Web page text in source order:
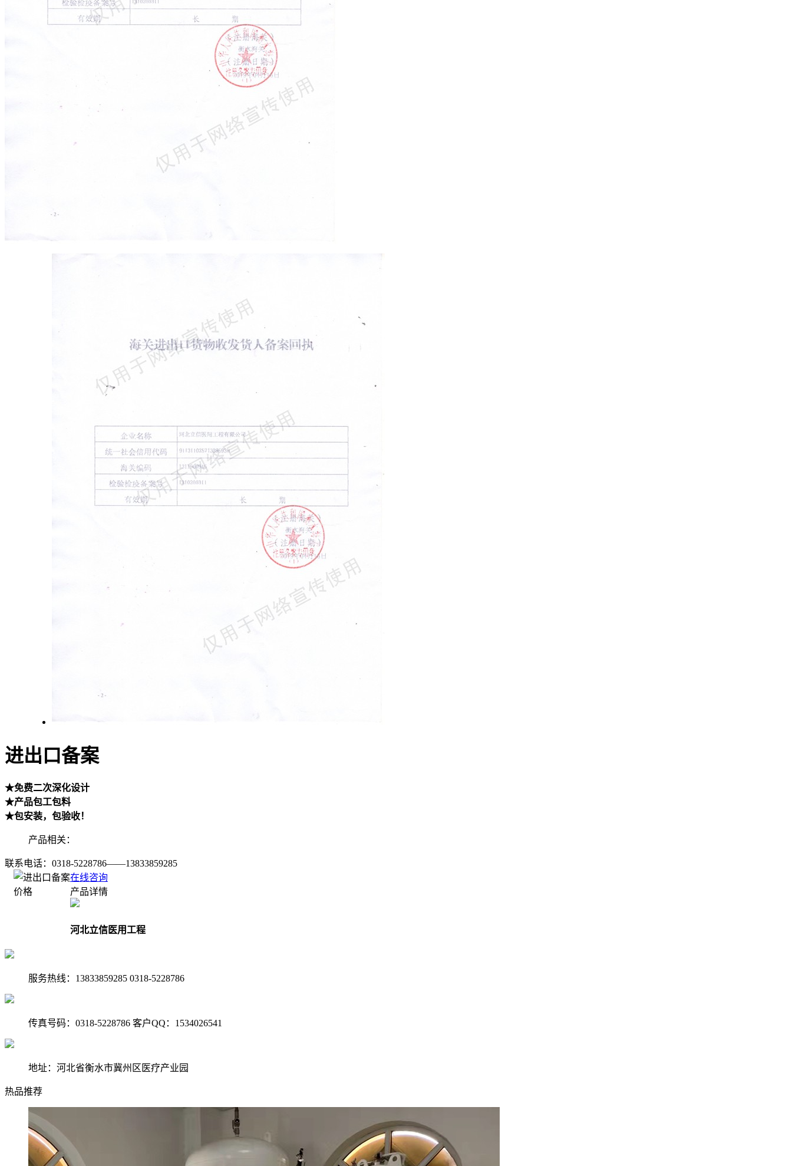
进出口备案
★免费二次深化设计
★产品包工包料
★包安装，包验收！
产品相关：
联系电话： 0318-5228786——13833859285
在线咨询
产品详情
河北立信医用工程
服务热线：13833859285 0318-5228786
传真号码：0318-5228786 客户QQ：1534026541
地址：河北省衡水市冀州区医疗产业园
热品推荐